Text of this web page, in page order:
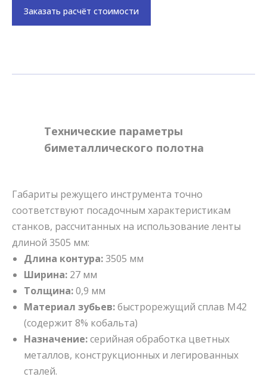
Заказать расчёт стоимости
Технические параметры
биметаллического полотна
Габариты режущего инструмента точно
соответствуют посадочным характеристикам
станков, рассчитанных на использование ленты
длиной 3505 мм:
Длина контура:3505 мм
Ширина: 27 мм
Толщина:0,9 мм
Материал зубьев:быстрорежущий сплав M42
(содержит 8% кобальта)
Назначение:серийная обработка цветных
металлов, конструкционных и легированных
сталей.